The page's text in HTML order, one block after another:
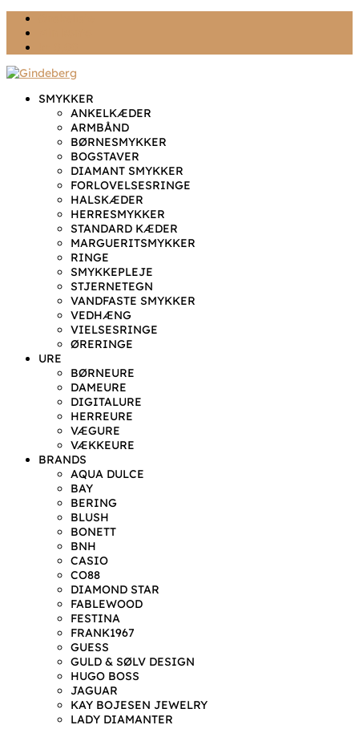
SMYKKER
ANKELKÆDER
ARMBÅND
BØRNESMYKKER
BOGSTAVER
DIAMANT SMYKKER
FORLOVELSESRINGE
HALSKÆDER
HERRESMYKKER
STANDARD KÆDER
MARGUERITSMYKKER
RINGE
SMYKKEPLEJE
STJERNETEGN
VANDFASTE SMYKKER
VEDHÆNG
VIELSESRINGE
ØRERINGE
URE
BØRNEURE
DAMEURE
DIGITALURE
HERREURE
VÆGURE
VÆKKEURE
BRANDS
AQUA DULCE
BAY
BERING
BLUSH
BONETT
BNH
CASIO
CO88
DIAMOND STAR
FABLEWOOD
FESTINA
FRANK1967
GUESS
GULD & SØLV DESIGN
HUGO BOSS
JAGUAR
KAY BOJESEN JEWELRY
LADY DIAMANTER